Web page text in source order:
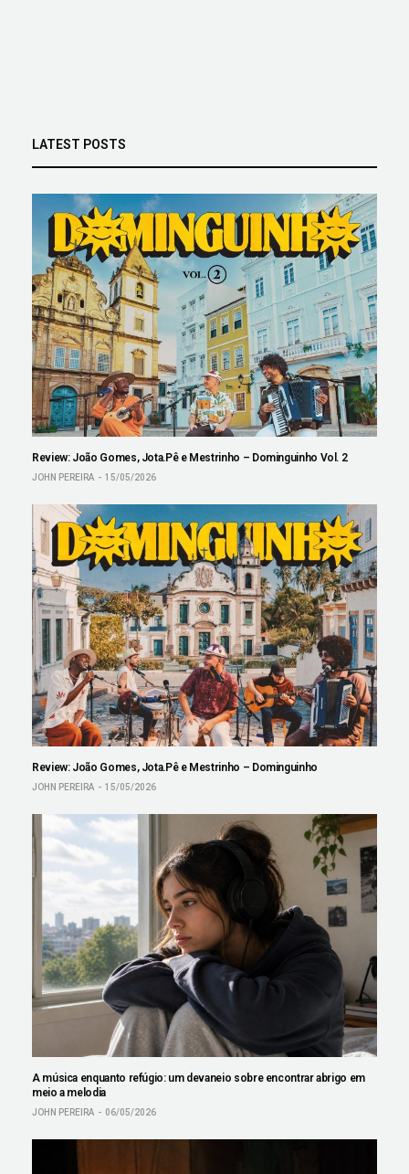
LATEST POSTS
Review: João Gomes, Jota.Pê e Mestrinho – Dominguinho Vol. 2
JOHN PEREIRA 15/05/2026
Review: João Gomes, Jota.Pê e Mestrinho – Dominguinho
JOHN PEREIRA 15/05/2026
A música enquanto refúgio: um devaneio sobre encontrar abrigo em
meio a melodia
JOHN PEREIRA 06/05/2026